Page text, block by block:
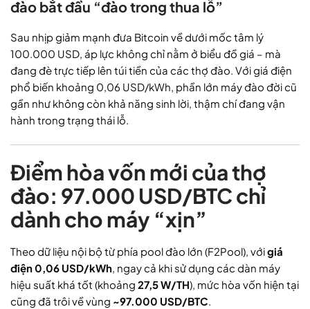
đào bắt đầu “đào trong thua lỗ”
Sau nhịp giảm mạnh đưa Bitcoin về dưới mốc tâm lý
100.000 USD, áp lực không chỉ nằm ở biểu đồ giá – mà
đang đè trực tiếp lên túi tiền của các thợ đào. Với giá điện
phổ biến khoảng 0,06 USD/kWh, phần lớn máy đào đời cũ
gần như không còn khả năng sinh lời, thậm chí đang vận
hành trong trạng thái lỗ.
Điểm hòa vốn mới của thợ
đào: 97.000 USD/BTC chỉ
dành cho máy “xịn”
Theo dữ liệu nội bộ từ phía pool đào lớn (F2Pool), vớigiá
điện 0,06 USD/kWh, ngay cả khi sử dụng các dàn máy
hiệu suất khá tốt (khoảng 27,5 W/TH), mức hòa vốn hiện tại
cũng đã trôi về vùng ~97.000 USD/BTC.